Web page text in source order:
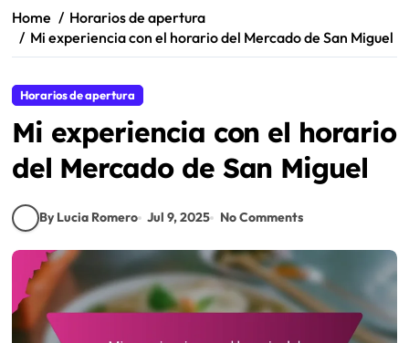
content
Home
Horarios de apertura
Mi experiencia con el horario del Mercado de San Miguel
Horarios de apertura
Mi experiencia con el horario
del Mercado de San Miguel
By Lucia Romero Jul 9, 2025 No Comments